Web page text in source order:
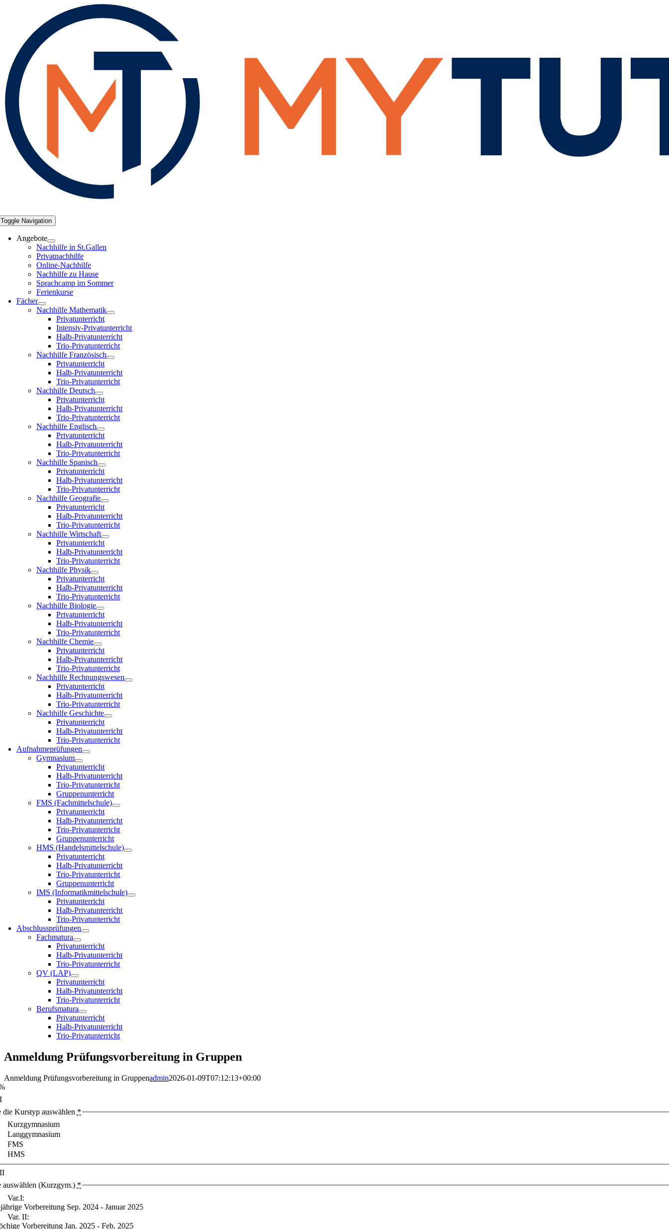
Toggle Navigation
Angebote
Nachhilfe in St.Gallen
Privatnachhilfe
Online-Nachhilfe
Nachhilfe zu Hause
Sprachcamp im Sommer
Ferienkurse
Fächer
Nachhilfe Mathematik
Privatunterricht
Intensiv-Privatunterricht
Halb-Privatunterricht
Trio-Privatunterricht
Nachhilfe Französisch
Privatunterricht
Halb-Privatunterricht
Trio-Privatunterricht
Nachhilfe Deutsch
Privatunterricht
Halb-Privatunterricht
Trio-Privatunterricht
Nachhilfe Englisch
Privatunterricht
Halb-Privatunterricht
Trio-Privatunterricht
Nachhilfe Spanisch
Privatunterricht
Halb-Privatunterricht
Trio-Privatunterricht
Nachhilfe Geografie
Privatunterricht
Halb-Privatunterricht
Trio-Privatunterricht
Nachhilfe Wirtschaft
Privatunterricht
Halb-Privatunterricht
Trio-Privatunterricht
Nachhilfe Physik
Privatunterricht
Halb-Privatunterricht
Trio-Privatunterricht
Nachhilfe Biologie
Privatunterricht
Halb-Privatunterricht
Trio-Privatunterricht
Nachhilfe Chemie
Privatunterricht
Halb-Privatunterricht
Trio-Privatunterricht
Nachhilfe Rechnungswesen
Privatunterricht
Halb-Privatunterricht
Trio-Privatunterricht
Nachhilfe Geschichte
Privatunterricht
Halb-Privatunterricht
Trio-Privatunterricht
Aufnahmeprüfungen
Gymnasium
Privatunterricht
Halb-Privatunterricht
Trio-Privatunterricht
Gruppenunterricht
FMS (Fachmittelschule)
Privatunterricht
Halb-Privatunterricht
Trio-Privatunterricht
Gruppenunterricht
HMS (Handelsmittelschule)
Privatunterricht
Halb-Privatunterricht
Trio-Privatunterricht
Gruppenunterricht
IMS (Informatikmittelschule)
Privatunterricht
Halb-Privatunterricht
Trio-Privatunterricht
Abschlussprüfungen
Fachmatura
Privatunterricht
Halb-Privatunterricht
Trio-Privatunterricht
QV (LAP)
Privatunterricht
Halb-Privatunterricht
Trio-Privatunterricht
Berufsmatura
Privatunterricht
Halb-Privatunterricht
Trio-Privatunterricht
Anmeldung Prüfungsvorbereitung in Gruppen
Anmeldung Prüfungsvorbereitung in Gruppenadmin2026-01-09T07:12:13+00:00
die Kurstyp auswählen *
Kurzgymnasium
Langgymnasium
FMS
HMS
auswählen (Kurzgym.) *
Var.I:
Vorbereitung Sep. 2024 - Januar 2025
Var. II:
Vorbereitung Jan. 2025 - Feb. 2025